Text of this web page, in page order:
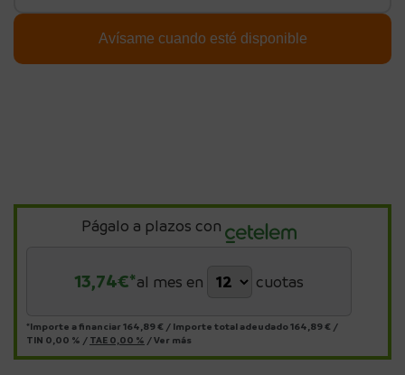
Págalo a plazos con
13,74€*al mes en cuotas
*Importe a financiar 164,89 € / Importe total adeudado164,89 € /
TIN 0,00 % / TAE 0,00 % /Ver más